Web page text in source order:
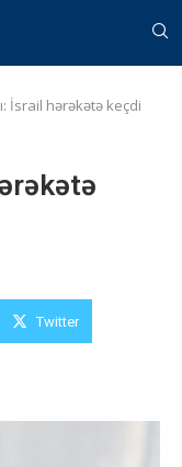
İsrail hərəkətə keçdi
Twitter